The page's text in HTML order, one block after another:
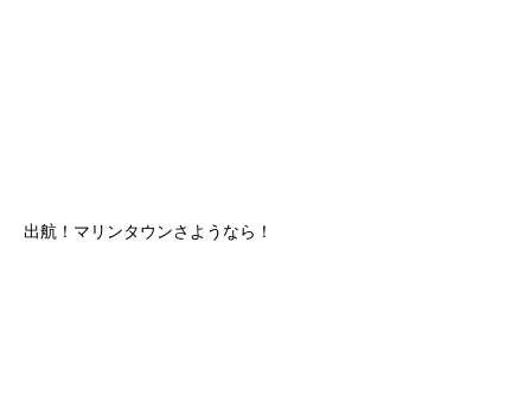
出航！マリンタウンさようなら！